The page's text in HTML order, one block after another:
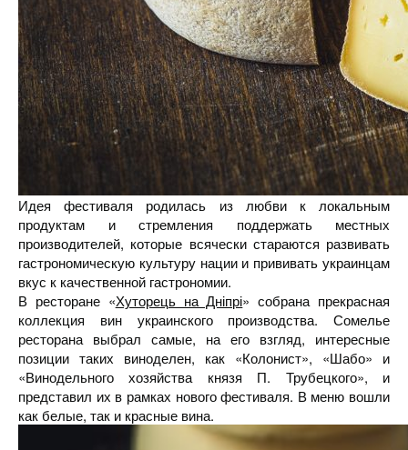
Идея фестиваля родилась из любви к локальным
продуктам и стремления поддержать местных
производителей, которые всячески стараются развивать
гастрономическую культуру нации и прививать украинцам
вкус к качественной гастрономии.
В ресторане «Хуторець на Дніпрі» собрана прекрасная
коллекция вин украинского производства. Сомелье
ресторана выбрал самые, на его взгляд, интересные
позиции таких виноделен, как «Колонист», «Шабо» и
«Винодельного хозяйства князя П. Трубецкого», и
представил их в рамках нового фестиваля. В меню вошли
как белые, так и красные вина.